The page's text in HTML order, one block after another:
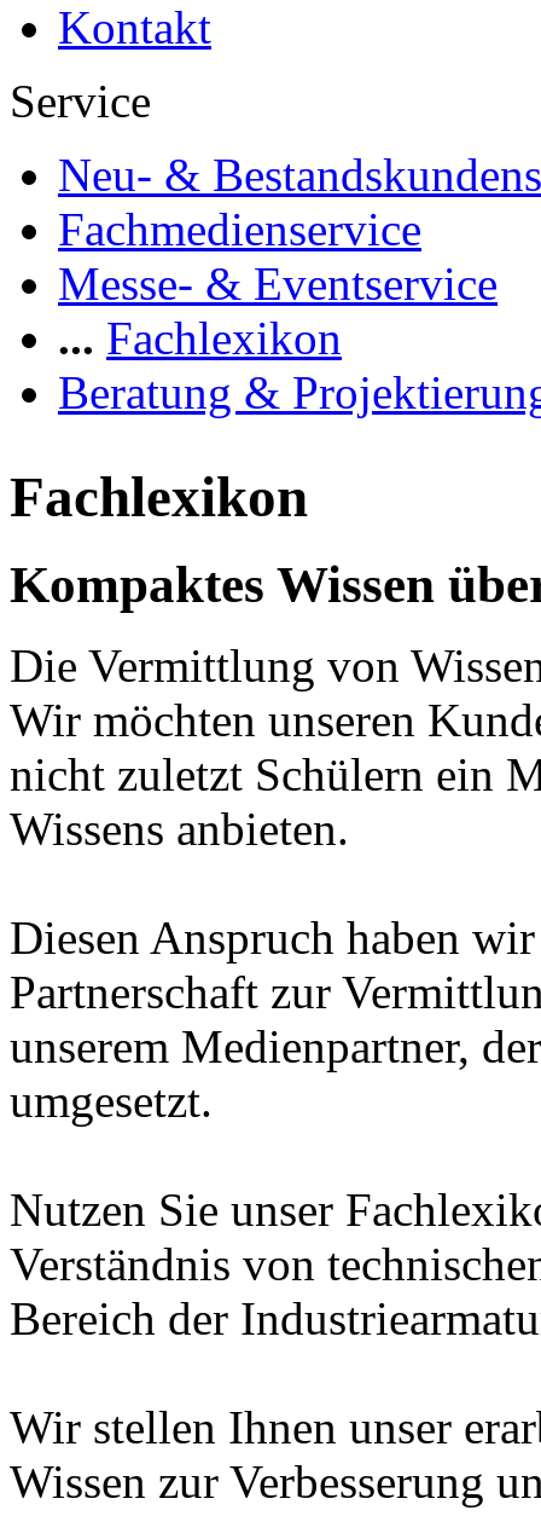
Service
Neu- &
Fachmedienservice
Messe- & Eventservice
... Fachlexikon
Beratung &
Fachlexikon
Kompaktes Wissen
Die Vermittlung von
Wir möchten unseren
nicht zuletzt Schülern ein
Wissens anbieten.
Diesen Anspruch haben
Partnerschaft zur
unserem Medienpartner,
umgesetzt.
Nutzen Sie unser
Verständnis von
Bereich der
Wir stellen Ihnen unser
Wissen zur Verbesserung